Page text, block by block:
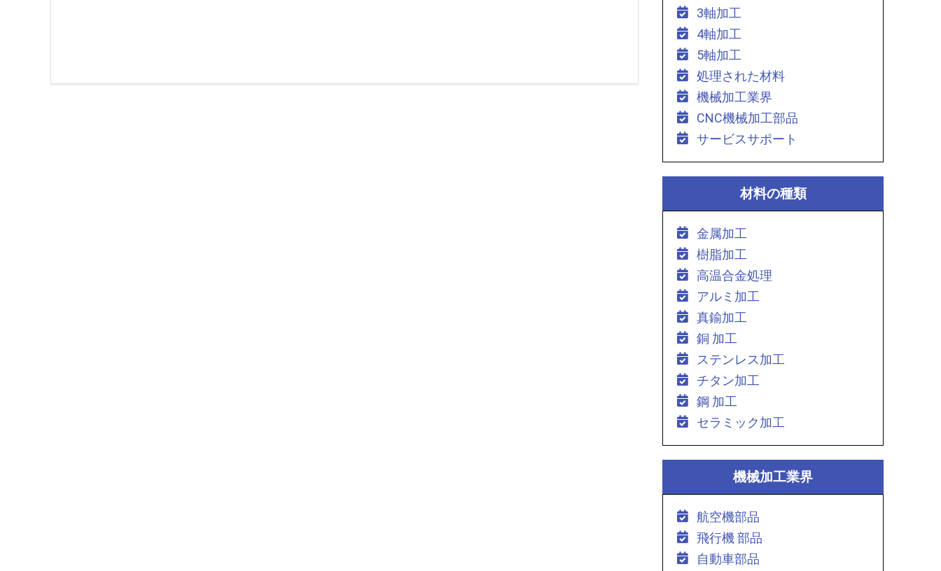
3軸加工
4軸加工
5軸加工
処理された材料
機械加工業界
CNC機械加工部品
サービスサポート
材料の種類
金属加工
樹脂加工
高温合金処理
アルミ加工
真鍮加工
銅 加工
ステンレス加工
チタン加工
鋼 加工
セラミック加工
機械加工業界
航空機部品
飛行機 部品
自動車部品